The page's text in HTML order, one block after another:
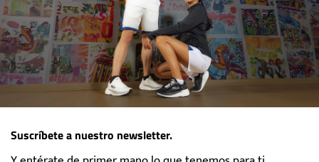
Suscríbete a nuestro newsletter.